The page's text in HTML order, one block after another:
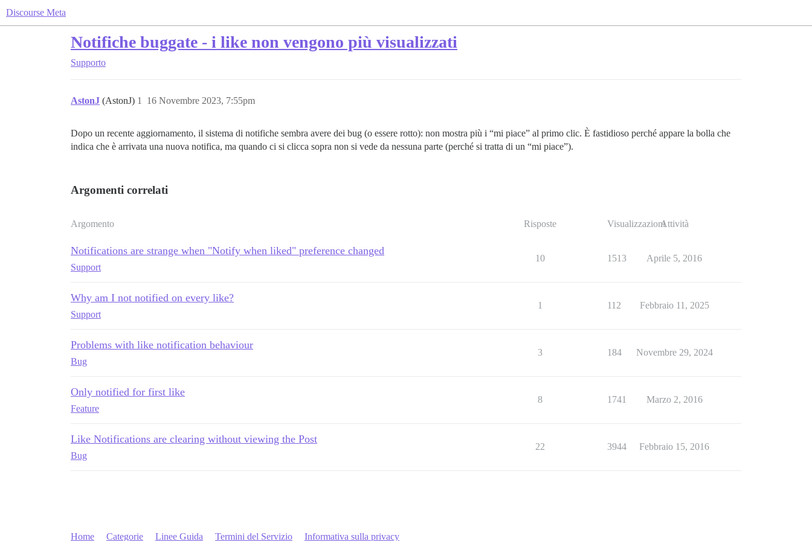
Discourse Meta
Notifiche buggate - i like non vengono più visualizzati
Supporto
AstonJ (AstonJ) 16 Novembre 2023, 7:55pm
1
Dopo un recente aggiornamento, il sistema di notifiche sembra avere dei bug (o essere rotto): non mostra più i “mi piace” al primo clic. È fastidioso perché appare la bolla che
indica che è arrivata una nuova notifica, ma quando ci si clicca sopra non si vede da nessuna parte (perché si tratta di un “mi piace”).
Argomenti correlati
Argomento Risposte VisualizzazioniAttività
Notifications are strange when "Notify when liked" preference changed
Support
10 1513 Aprile 5, 2016
Why am I not notified on every like?
Support
1 112 Febbraio 11, 2025
Problems with like notification behaviour
Bug
3 184 Novembre 29, 2024
Only notified for first like
Feature
8 1741 Marzo 2, 2016
Like Notifications are clearing without viewing the Post
Bug
22 3944 Febbraio 15, 2016
Home Categorie Linee Guida Termini del Servizio Informativa sulla privacy